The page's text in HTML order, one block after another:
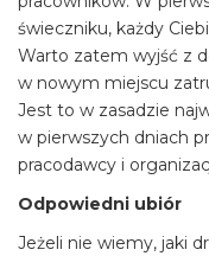
świeczniku, każdy
Warto zatem wyjść z
w nowym miejscu
Jest to w zasadzie
w pierwszych dniach
pracodawcy i
Odpowiedni ubiór
Jeżeli nie wiemy, jaki